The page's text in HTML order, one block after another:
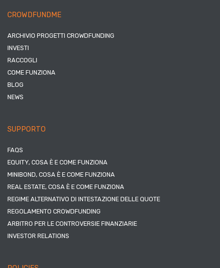
CROWDFUNDME
ARCHIVIO PROGETTI CROWDFUNDING
INVESTI
RACCOGLI
COME FUNZIONA
BLOG
NEWS
SUPPORTO
FAQS
EQUITY, COSA È E COME FUNZIONA
MINIBOND, COSA È E COME FUNZIONA
REAL ESTATE, COSA È E COME FUNZIONA
REGIME ALTERNATIVO DI INTESTAZIONE DELLE QUOTE
REGOLAMENTO CROWDFUNDING
ARBITRO PER LE CONTROVERSIE FINANZIARIE
INVESTOR RELATIONS